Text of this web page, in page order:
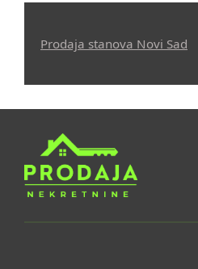
Prodaja stanova Novi Sad